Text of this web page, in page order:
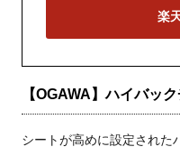
楽
【OGAWA】ハイバッ
シートが高めに設定された